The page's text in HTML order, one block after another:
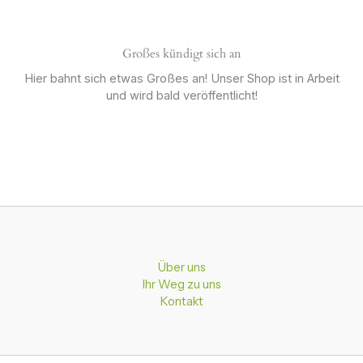
Großes kündigt sich an
Hier bahnt sich etwas Großes an! Unser Shop ist in Arbeit
und wird bald veröffentlicht!
Über uns
Ihr Weg zu uns
Kontakt